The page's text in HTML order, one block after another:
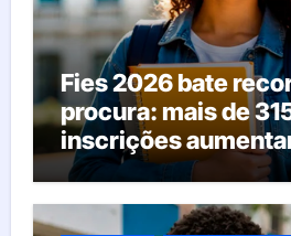
Fies 2026 bate
procura: mais de
inscrições
pelas vagas; veja o
agora